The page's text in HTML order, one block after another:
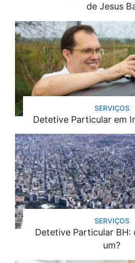
de Jesus
SERVIÇOS
Detetive Particular em
SERVIÇOS
Detetive Particular BH:
um?